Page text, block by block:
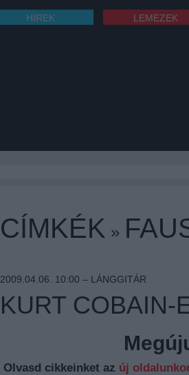
HÍREK LEMEZEK
CÍMKÉK »
2009.04.06. 10:00 – LÁNGGITÁR
KURT COBAIN-
Olvasd cikkeinket az új